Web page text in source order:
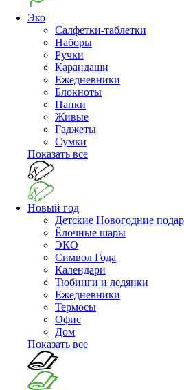
Эко
Салфетки-таблетки
Наборы
Ручки
Карандаши
Ежедневники
Блокноты
Папки
Живые
Гаджеты
Сумки
Показать все
Новый год
Детские Новогодние
Ёлочные шары
ЭКО
Символ Года
Календари
Тюбинги и ледянки
Ежедневники
Термосы
Офис
Дом
Показать все